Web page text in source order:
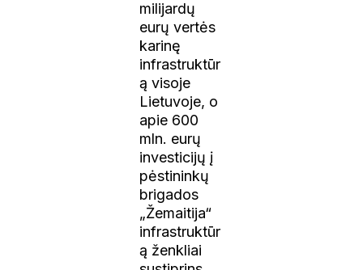
milijardų
eurų vertės
karinę
infrastruktūr
ą visoje
Lietuvoje, o
apie 600
mln. eurų
investicijų į
pėstininkų
brigados
„Žemaitija“
infrastruktūr
ą ženkliai